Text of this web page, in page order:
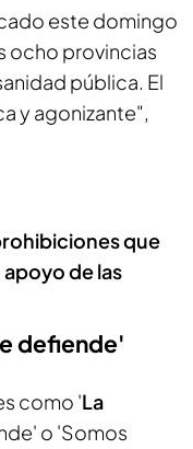
este domingo
ocho provincias
pública. El
y agonizante",
que
de las
defiende'
como 'La
o 'Somos